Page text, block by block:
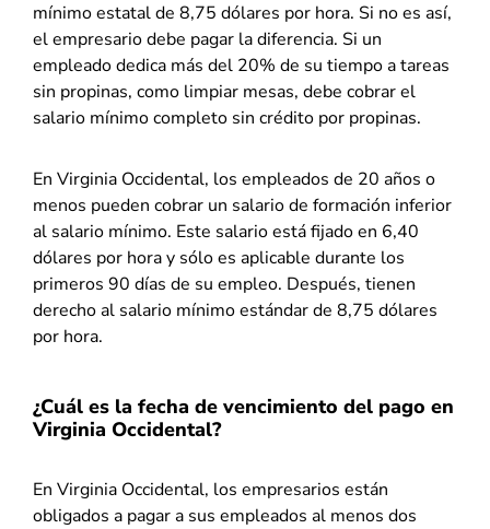
mínimo estatal de 8,75 dólares por hora. Si no es así,
el empresario debe pagar la diferencia. Si un
empleado dedica más del 20% de su tiempo a tareas
sin propinas, como limpiar mesas, debe cobrar el
salario mínimo completo sin crédito por propinas.
En Virginia Occidental, los empleados de 20 años o
menos pueden cobrar un salario de formación inferior
al salario mínimo. Este salario está fijado en 6,40
dólares por hora y sólo es aplicable durante los
primeros 90 días de su empleo. Después, tienen
derecho al salario mínimo estándar de 8,75 dólares
por hora.
¿Cuál es la fecha de vencimiento del pago en
Virginia Occidental?
En Virginia Occidental, los empresarios están
obligados a pagar a sus empleados al menos dos